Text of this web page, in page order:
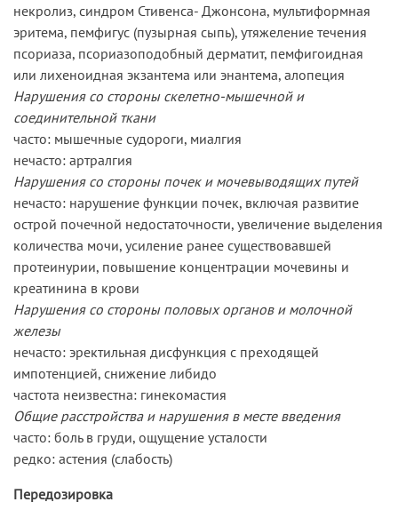
некролиз, синдром Стивенса- Джонсона, мультиформная
эритема, пемфигус (пузырная сыпь), утяжеление течения
псориаза, псориазоподобный дерматит, пемфигоидная
или лихеноидная экзантема или энантема, алопеция
Нарушения со стороны скелетно-мышечной и
соединительной ткани
часто: мышечные судороги, миалгия
нечасто: артралгия
Нарушения со стороны почек и мочевыводящих путей
нечасто: нарушение функции почек, включая развитие
острой почечной недостаточности, увеличение выделения
количества мочи, усиление ранее существовавшей
протеинурии, повышение концентрации мочевины и
креатинина в крови
Нарушения со стороны половых органов и молочной
железы
нечасто: эректильная дисфункция с преходящей
импотенцией, снижение либидо
частота неизвестна: гинекомастия
Общие расстройства и нарушения в месте введения
часто: боль в груди, ощущение усталости
редко: астения (слабость)
Передозировка